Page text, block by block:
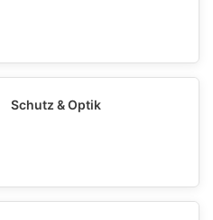
Schutz & Optik